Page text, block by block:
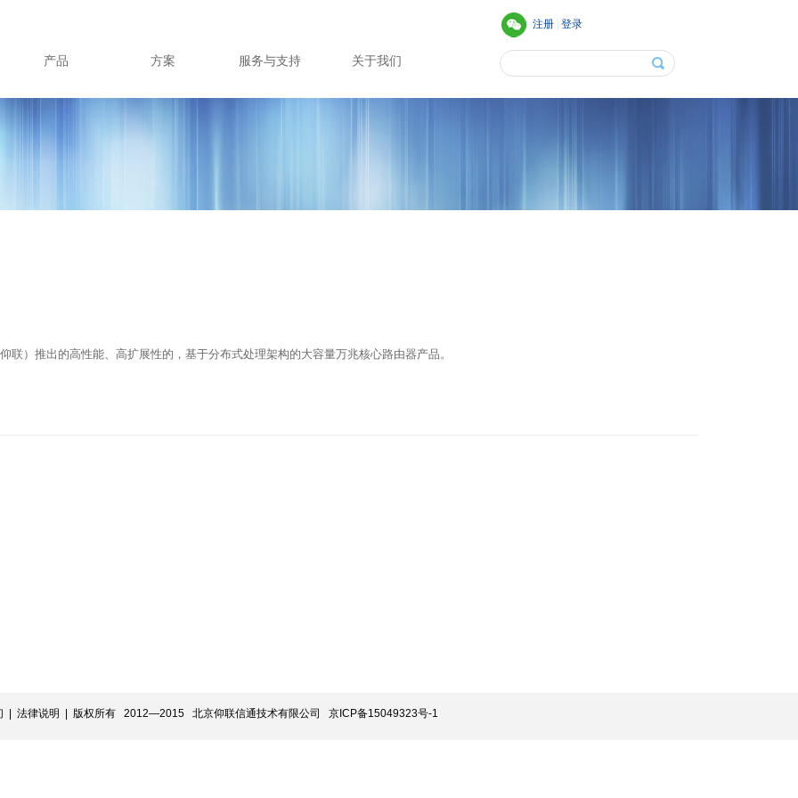
产品 方案 服务与支持 关于我们
联）推出的高性能、高扩展性的，基于分布式处理架构的大容量万兆核心路由器产品。
法律说明 | 版权所有 2012—2015 北京仰联信通技术有限公司 京ICP备15049323号-1